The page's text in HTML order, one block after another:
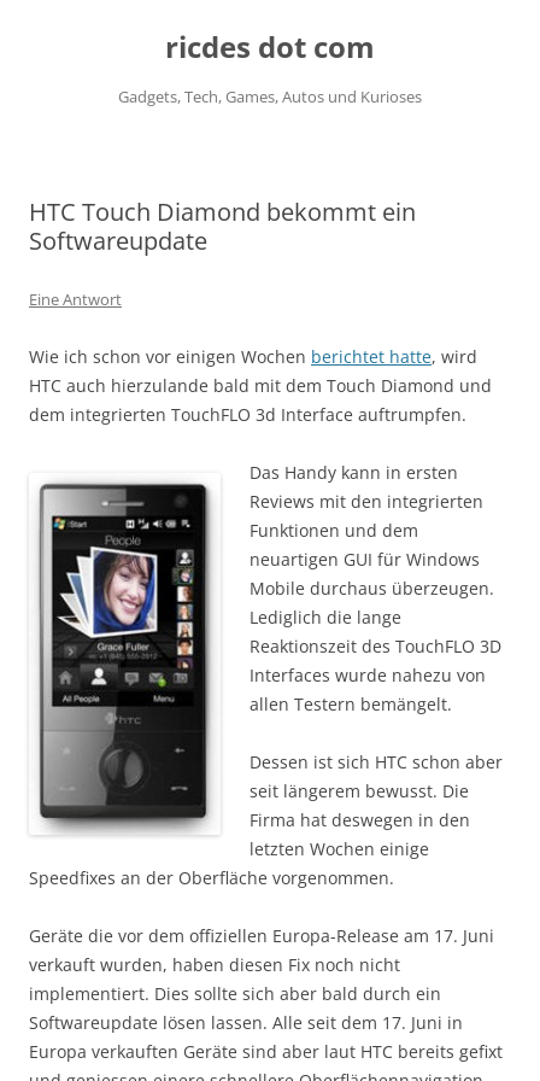
ricdes dot com
Gadgets, Tech, Games, Autos und Kurioses
HTC Touch Diamond bekommt ein
Softwareupdate
Eine Antwort
Wie ich schon vor einigen Wochen berichtet hatte, wird
HTC auch hierzulande bald mit dem Touch Diamond und
dem integrierten TouchFLO 3d Interface auftrumpfen.
Das Handy kann in ersten
Reviews mit den integrierten
Funktionen und dem
neuartigen GUI für Windows
Mobile durchaus überzeugen.
Lediglich die lange
Reaktionszeit des TouchFLO 3D
Interfaces wurde nahezu von
allen Testern bemängelt.
Dessen ist sich HTC schon aber
seit längerem bewusst. Die
Firma hat deswegen in den
letzten Wochen einige
Speedfixes an der Oberfläche vorgenommen.
Geräte die vor dem offiziellen Europa-Release am 17. Juni
verkauft wurden, haben diesen Fix noch nicht
implementiert. Dies sollte sich aber bald durch ein
Softwareupdate lösen lassen. Alle seit dem 17. Juni in
Europa verkauften Geräte sind aber laut HTC bereits gefixt